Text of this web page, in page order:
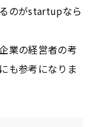
のがstartupなら
業の経営者の考
も参考になりま